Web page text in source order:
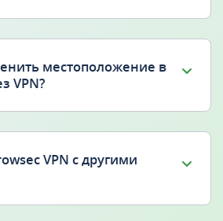
местоположение в
VPN?
VPN с другими